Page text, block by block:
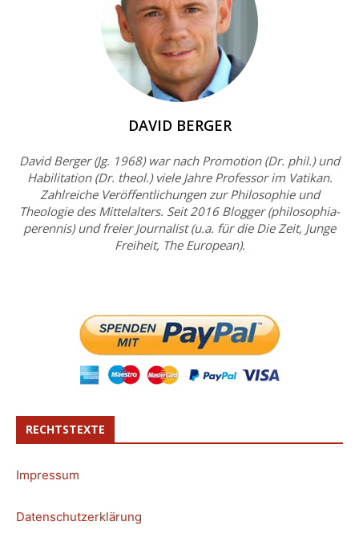
DAVID BERGER
David Berger (Jg. 1968) war nach Promotion (Dr. phil.) und
Habilitation (Dr. theol.) viele Jahre Professor im Vatikan.
Zahlreiche Veröffentlichungen zur Philosophie und
Theologie des Mittelalters. Seit 2016 Blogger (philosophia-
perennis) und freier Journalist (u.a. für die Die Zeit, Junge
Freiheit, The European).
RECHTSTEXTE
Impressum
Datenschutzerklärung